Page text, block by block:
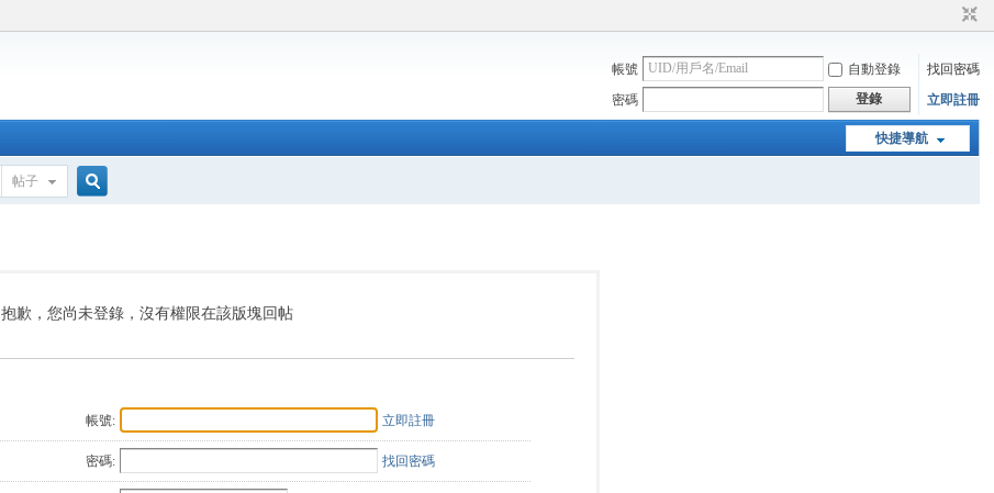
帳號 自動登錄
找回密碼
密碼
登錄 立即註冊
快捷導航
帖子
索
抱歉，您尚未登錄，沒有權限在該版塊回帖
帳號: 立即註冊
密碼: 找回密碼